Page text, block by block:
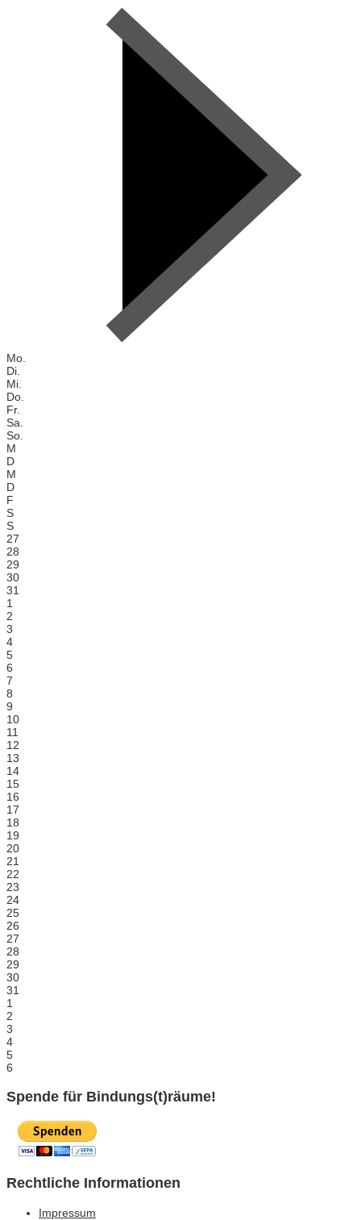
Mo.
Di.
Mi.
Do.
Fr.
Sa.
So.
M
D
M
D
F
S
S
27
28
29
30
31
1
2
3
4
5
6
7
8
9
10
11
12
13
14
15
16
17
18
19
20
21
22
23
24
25
26
27
28
29
30
31
1
2
3
4
5
6
Spende für Bindungs(t)räume!
Rechtliche Informationen
Impressum